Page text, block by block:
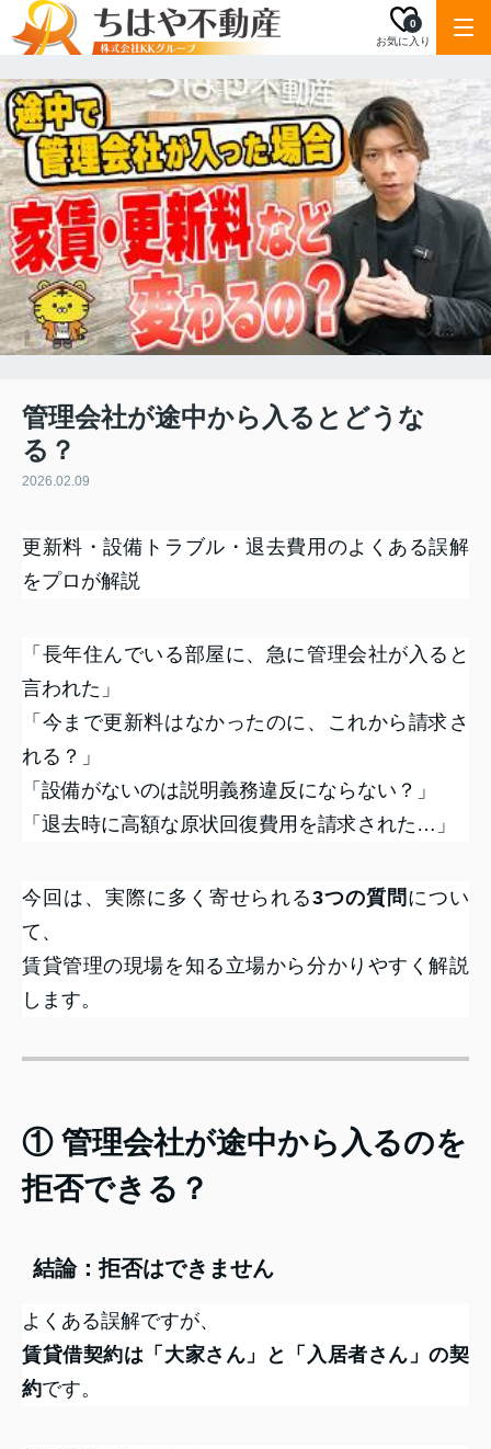
お気に入り
0
管理会社が途中から入るとどうな
る？
2026.02.09
更新料・設備トラブル・退去費用のよくある誤解
をプロが解説
「長年住んでいる部屋に、急に管理会社が入ると
言われた」
「今まで更新料はなかったのに、これから請求さ
れる？」
「設備がないのは説明義務違反にならない？」
「退去時に高額な原状回復費用を請求された…」
今回は、実際に多く寄せられる3つの質問 につい
て、
賃貸管理の現場を知る立場から分かりやすく解説
します。
① 管理会社が途中から入るのを
拒否できる？
結論：拒否はできません
よくある誤解ですが、
賃貸借契約は「大家さん」と「入居者さん」の契
約です。